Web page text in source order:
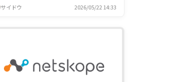
サイドウ 2026/05/22 14:33